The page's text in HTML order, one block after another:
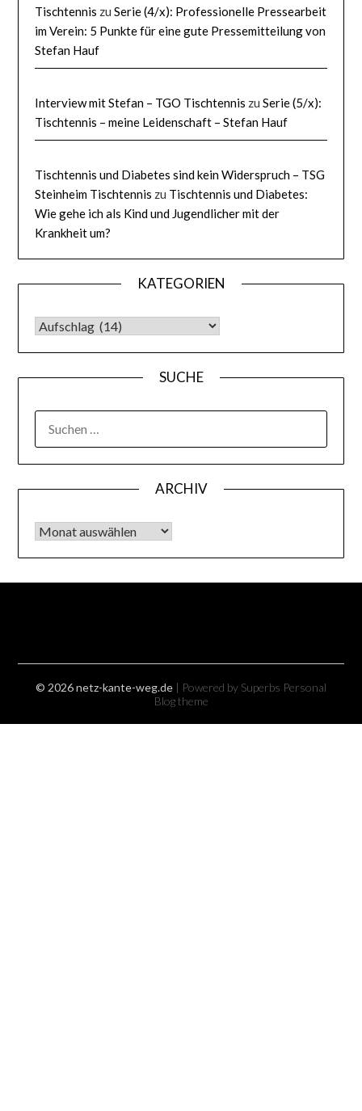
Tischtennis zuSerie (4/x): Professionelle Pressearbeit
im Verein: 5 Punkte für eine gute Pressemitteilung von
Stefan Hauf
Interview mit Stefan – TGO Tischtennis zuSerie (5/x):
Tischtennis – meine Leidenschaft – Stefan Hauf
Tischtennis und Diabetes sind kein Widerspruch – TSG
Steinheim Tischtennis zu Tischtennis und Diabetes:
Wie gehe ich als Kind und Jugendlicher mit der
Krankheit um?
KATEGORIEN
KATEGORIEN
SUCHE
NACH:
ARCHIV
Archiv
© 2026 netz-kante-weg.de | Powered by Superbs Personal
Blog theme